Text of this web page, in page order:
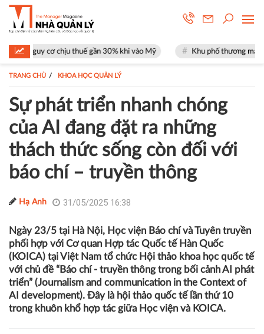
thuế gần 30% khi vào Mỹ Khu phố thương mại SOHO tại The
TRANG CHỦ KHOA HỌC QUẢN LÝ
Sự phát triển nhanh chóng
của AI đang đặt ra những
thách thức sống còn đối với
báo chí – truyền thông
Hạ Anh 31/05/2025 16:38
Ngày 23/5 tại Hà Nội, Học viện Báo chí và Tuyên truyền
phối hợp với Cơ quan Hợp tác Quốc tế Hàn Quốc
(KOICA) tại Việt Nam tổ chức Hội thảo khoa học quốc tế
với chủ đề “Báo chí - truyền thông trong bối cảnh AI phát
triển” (Journalism and communication in the Context of
AI development). Đây là hội thảo quốc tế lần thứ 10
trong khuôn khổ hợp tác giữa Học viện và KOICA.